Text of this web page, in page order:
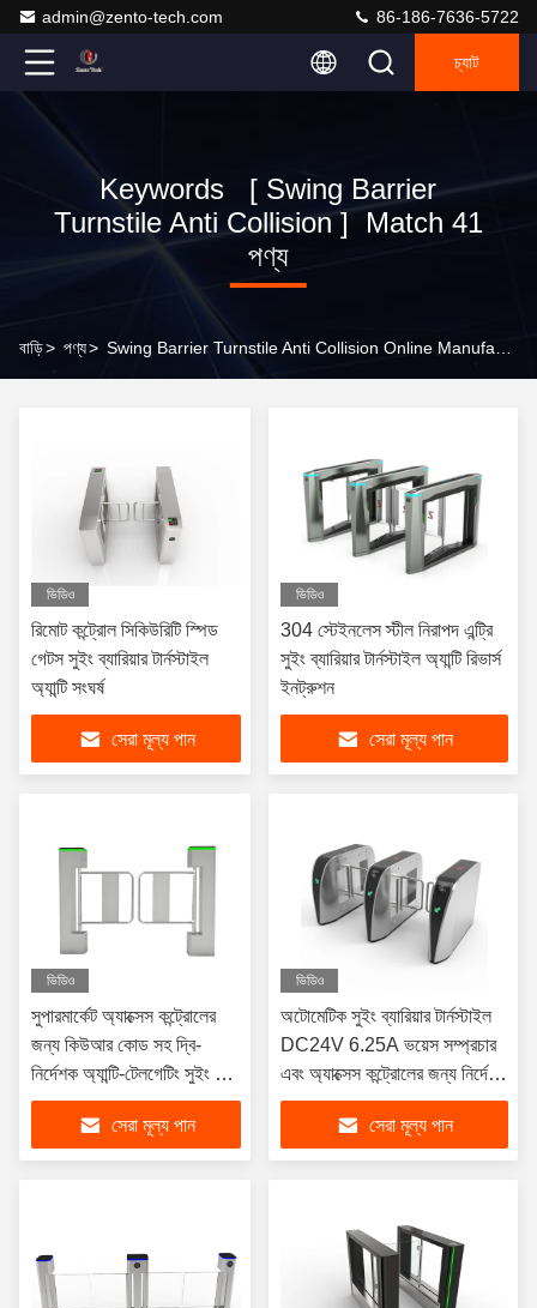
admin@zento-tech.com 86-186-7636-5722
চ্যাট
Keywords [ Swing Barrier
Turnstile Anti Collision ] Match 41
পণ্য
বাড়ি> পণ্য>
ভিডিও
রিমোট কন্ট্রোল সিকিউরিটি স্পিড
গেটস সুইং ব্যারিয়ার টার্নস্টাইল
অ্যান্টি সংঘর্ষ
সেরা মূল্য পান
ভিডিও
304 স্টেইনলেস স্টীল নিরাপদ এন্ট্রি
সুইং ব্যারিয়ার টার্নস্টাইল অ্যান্টি রিভার্স
ইনট্রুশন
সেরা মূল্য পান
ভিডিও
সুপারমার্কেট অ্যাক্সেস কন্ট্রোলের
জন্য কিউআর কোড সহ দ্বি-
নির্দেশক অ্যান্টি-টেলগেটিং সুইং বাধা
টার্নস্টাইল
সেরা মূল্য পান
ভিডিও
অটোমেটিক সুইং ব্যারিয়ার টার্নস্টাইল
DC24V 6.25A ভয়েস সম্প্রচার
এবং অ্যাক্সেস কন্ট্রোলের জন্য নির্দেশক
LED সহ
সেরা মূল্য পান